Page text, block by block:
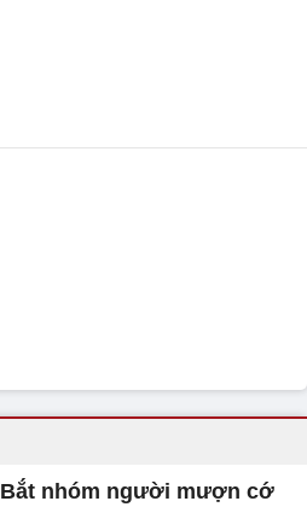
Bắt nhóm người mượn cớ